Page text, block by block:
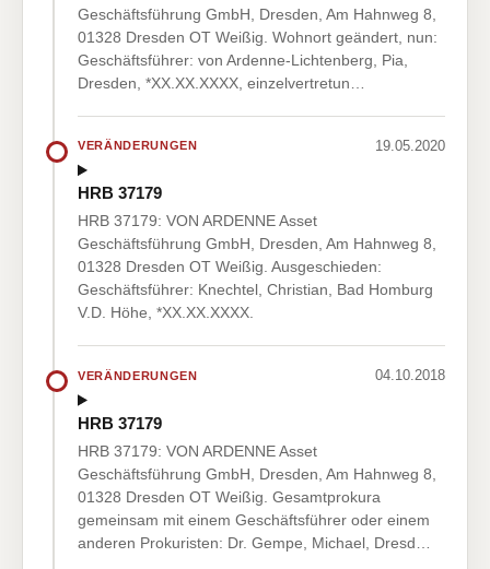
Geschäftsführung GmbH, Dresden, Am Hahnweg 8,
01328 Dresden OT Weißig. Wohnort geändert, nun:
Geschäftsführer: von Ardenne-Lichtenberg, Pia,
Dresden, *XX.XX.XXXX, einzelvertretun…
VERÄNDERUNGEN 19.05.2020
HRB 37179
HRB 37179: VON ARDENNE Asset
Geschäftsführung GmbH, Dresden, Am Hahnweg 8,
01328 Dresden OT Weißig. Ausgeschieden:
Geschäftsführer: Knechtel, Christian, Bad Homburg
V.D. Höhe, *XX.XX.XXXX.
VERÄNDERUNGEN 04.10.2018
HRB 37179
HRB 37179: VON ARDENNE Asset
Geschäftsführung GmbH, Dresden, Am Hahnweg 8,
01328 Dresden OT Weißig. Gesamtprokura
gemeinsam mit einem Geschäftsführer oder einem
anderen Prokuristen: Dr. Gempe, Michael, Dresd…